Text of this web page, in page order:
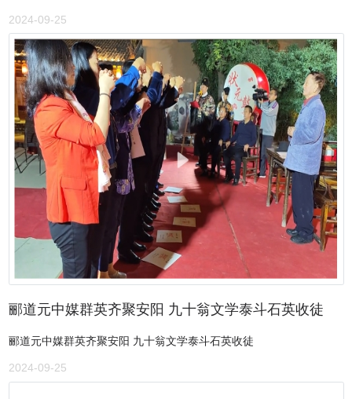
2024-09-25
郦道元中媒群英齐聚安阳 九十翁文学泰斗石英收徒
郦道元中媒群英齐聚安阳 九十翁文学泰斗石英收徒
2024-09-25